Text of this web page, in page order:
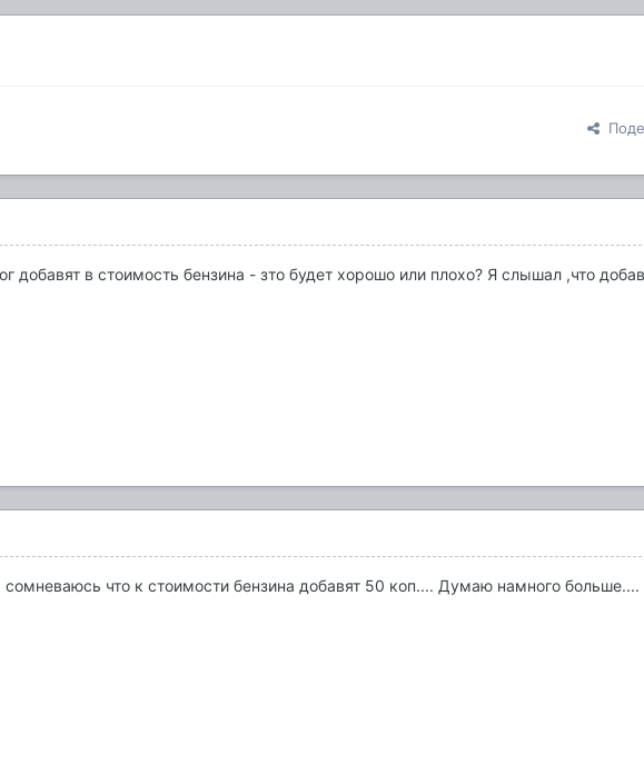
добавят в стоимость бензина - зто будет хорошо или плохо? Я слышал ,что
что к стоимости бензина добавят 50 коп.... Думаю намного больше....